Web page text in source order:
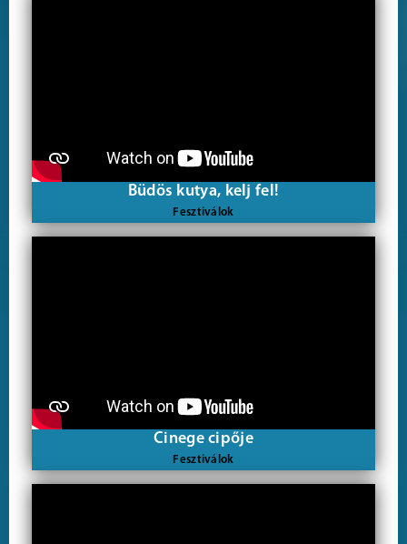
Büdös kutya, kelj fel!
Fesztiválok
Cinege cipője
Fesztiválok